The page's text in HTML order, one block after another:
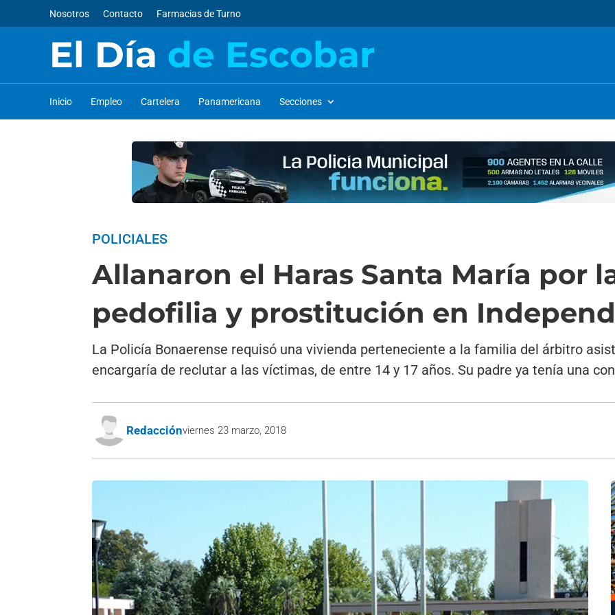
Nosotros Contacto Farmacias de Turno
El Día de Escobar
Inicio Empleo Cartelera Panamericana Secciones
POLICIALES
Allanaron el Haras Santa María por
pedofilia y prostitución en
La Policía Bonaerense requisó una vivienda perteneciente a la familia del árbitro
encargaría de reclutar a las víctimas, de entre 14 y 17 años. Su padre ya tenía una
Redacciónviernes 23 marzo, 2018